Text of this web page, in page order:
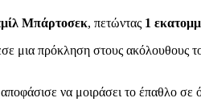
Μπάρτοσεκ, πετώντας 1
μια πρόκληση στους ακόλουθους
να μοιράσει το έπαθλο